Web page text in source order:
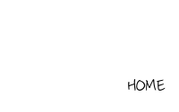
HOME